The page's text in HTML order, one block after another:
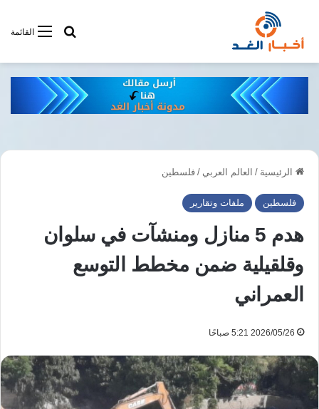
القائمةأبحت فى
الرئيسية / العالم العربي / فلسطين
فلسطين ملفات وتقارير
هدم 5 منازل ومنشآت في سلوان
وقلقيلية ضمن مخطط التوسع
العمراني
2026/05/26 5:21 صباحًا